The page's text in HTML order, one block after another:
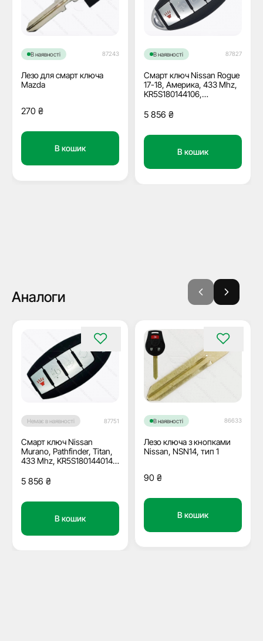
В наявності 87243
Лезо для смарт ключа
Mazda
270 ₴
В кошик
В наявності 87827
Смарт ключ Nissan Rogue
17-18, Америка, 433 Mhz,
KR5S180144106,
ID4A, 3+1 кнопки, OEM
5 856 ₴
В кошик
Аналоги
Немає в наявності 87751
Смарт ключ Nissan
Murano, Pathfinder, Titan,
433 Mhz, KR5S180144014,
ID4A, 3+1 кнопки, OEM
5 856 ₴
В кошик
В наявності 86633
Лезо ключа з кнопками
Nissan, NSN14, тип 1
90 ₴
В кошик